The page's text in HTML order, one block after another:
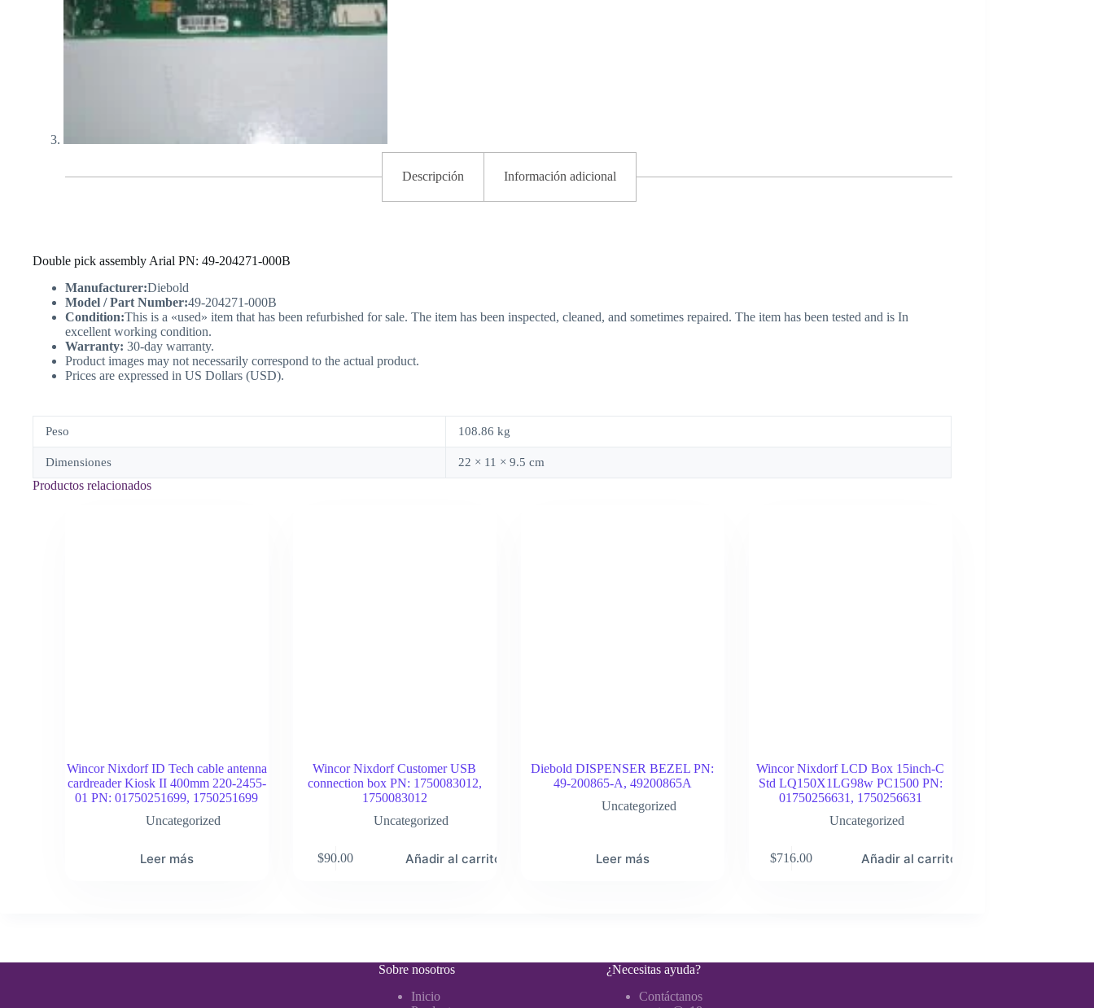
Descripción Información adicional
Double pick assembly Arial PN: 49-204271-000B
Manufacturer:Diebold
Model / Part Number:49-204271-000B
Condition:This is a «used» item that has been refurbished for sale. The item has been inspected, cleaned, and sometimes repaired. The item has been tested and is In
excellent working condition.
Warranty: 30-day warranty.
Product images may not necessarily correspond to the actual product.
Prices are expressed in US Dollars (USD).
Peso 108.86 kg
Dimensiones 22 × 11 × 9.5 cm
Productos relacionados
Wincor Nixdorf ID Tech cable antenna
cardreader Kiosk II 400mm 220-2455-
01 PN: 01750251699, 1750251699
Uncategorized
Leer más
Wincor Nixdorf Customer USB
connection box PN: 1750083012,
1750083012
Uncategorized
$90.00 Añadir al carrito
Diebold DISPENSER BEZEL PN:
49-200865-A, 49200865A
Uncategorized
Leer más
Wincor Nixdorf LCD Box 15inch-C
Std LQ150X1LG98w PC1500 PN:
01750256631, 1750256631
Uncategorized
$716.00 Añadir al carrito
Sobre nosotros
Inicio
¿Necesitas ayuda?
Contáctanos